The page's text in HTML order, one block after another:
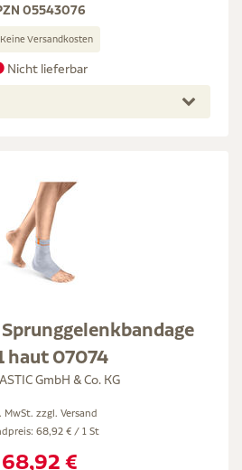
05543076
Keine Versandkosten
Nicht lieferbar
haut 07074
GmbH & Co. KG
MwSt. zzgl. Versand
68,92 € / 1 St
68,92 €